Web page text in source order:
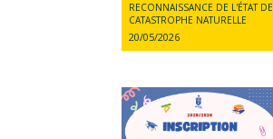
RECONNAISSANCE DE L'ÉTAT DE
CATASTROPHE NATURELLE
20/05/2026